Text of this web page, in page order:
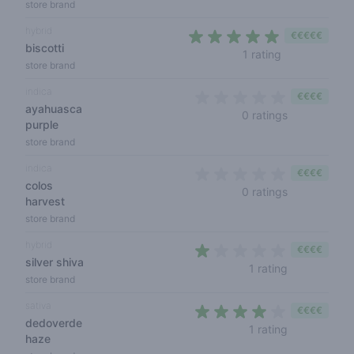
store brand
biscotti
store brand
1 rating
€€€€€
ayahuasca
purple
store brand
0 ratings
€€€€
colos
harvest
store brand
0 ratings
€€€€
silver shiva
store brand
1 rating
€€€€
dedoverde
haze
1 rating
€€€€